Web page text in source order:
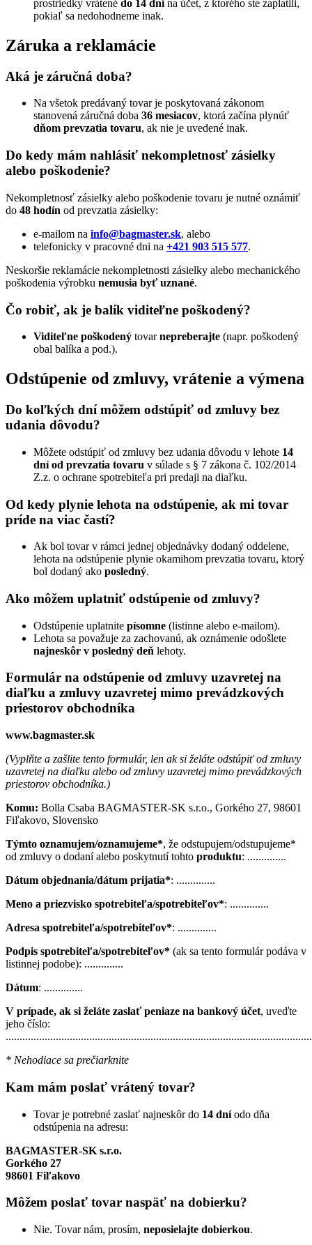
prostriedky vrátené do 14 dní na účet, z ktorého ste zaplatili,
pokiaľ sa nedohodneme inak.
Záruka a reklamácie
Aká je záručná doba?
Na všetok predávaný tovar je poskytovaná zákonom
stanovená záručná doba 36 mesiacov, ktorá začína plynúť
dňom prevzatia tovaru, ak nie je uvedené inak.
Do kedy mám nahlásiť nekompletnosť zásielky
alebo poškodenie?
Nekompletnosť zásielky alebo poškodenie tovaru je nutné oznámiť
do 48 hodín od prevzatia zásielky:
e-mailom na info@bagmaster.sk, alebo
telefonicky v pracovné dni na +421 903 515 577.
Neskoršie reklamácie nekompletnosti zásielky alebo mechanického
poškodenia výrobku nemusia byť uznané.
Čo robiť, ak je balík viditeľne poškodený?
Viditeľne poškodený tovarnepreberajte (napr. poškodený
obal balíka a pod.).
Odstúpenie od zmluvy, vrátenie a výmena
Do koľkých dní môžem odstúpiť od zmluvy bez
udania dôvodu?
Môžete odstúpiť od zmluvy bez udania dôvodu v lehote 14
dní od prevzatia tovaru v súlade s § 7 zákona č. 102/2014
Z.z. o ochrane spotrebiteľa pri predaji na diaľku.
Od kedy plynie lehota na odstúpenie, ak mi tovar
príde na viac častí?
Ak bol tovar v rámci jednej objednávky dodaný oddelene,
lehota na odstúpenie plynie okamihom prevzatia tovaru, ktorý
bol dodaný ako posledný.
Ako môžem uplatniť odstúpenie od zmluvy?
Odstúpenie uplatnite písomne (listinne alebo e-mailom).
Lehota sa považuje za zachovanú, ak oznámenie odošlete
najneskôr v posledný deň lehoty.
Formulár na odstúpenie od zmluvy uzavretej na
diaľku a zmluvy uzavretej mimo prevádzkových
priestorov obchodníka
www.bagmaster.sk
(Vyplňte a zašlite tento formulár, len ak si želáte odstúpiť od zmluvy
uzavretej na diaľku alebo od zmluvy uzavretej mimo prevádzkových
priestorov obchodníka.)
Komu: Bolla Csaba BAGMASTER-SK s.r.o., Gorkého 27, 98601
Fiľakovo, Slovensko
Týmto oznamujem/oznamujeme*, že odstupujem/odstupujeme*
od zmluvy o dodaní alebo poskytnutí tohto produktu: ..............
Dátum objednania/dátum prijatia*: ..............
Meno a priezvisko spotrebiteľa/spotrebiteľov*: ..............
Adresa spotrebiteľa/spotrebiteľov*: ..............
Podpis spotrebiteľa/spotrebiteľov* (ak sa tento formulár podáva v
listinnej podobe): ..............
Dátum: ..............
V prípade, ak si želáte zaslať peniaze na bankový účet, uveďte
jeho číslo:
* Nehodiace sa prečiarknite
Kam mám poslať vrátený tovar?
Tovar je potrebné zaslať najneskôr do 14 dníodo dňa
odstúpenia na adresu:
BAGMASTER-SK s.r.o.
Gorkého 27
98601 Fiľakovo
Môžem poslať tovar naspäť na dobierku?
Nie. Tovar nám, prosím, neposielajte dobierkou.